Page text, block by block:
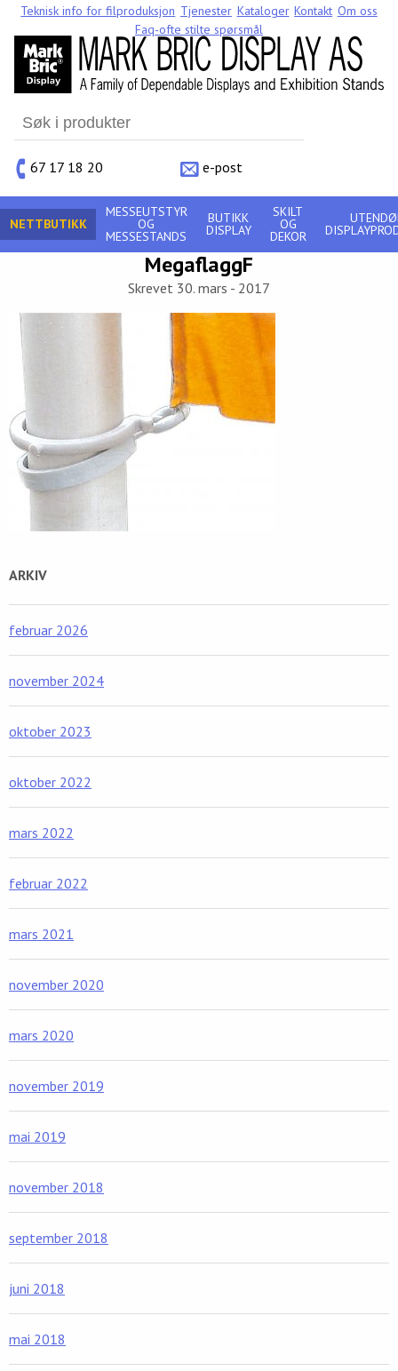
Search
for:
67 17 18 20
e-post
Teknisk info for filproduksjon Tjenester Kataloger Kontakt Om oss
Faq-ofte stilte spørsmål
NETTBUTIKK
MESSEUTSTYR
OG
MESSESTANDS
BUTIKK
DISPLAY
SKILT
OG
DEKOR
MegaflaggF
Skrevet 30. mars - 2017
ARKIV
februar 2026
november 2024
oktober 2023
oktober 2022
mars 2022
februar 2022
mars 2021
november 2020
mars 2020
november 2019
mai 2019
november 2018
september 2018
juni 2018
mai 2018